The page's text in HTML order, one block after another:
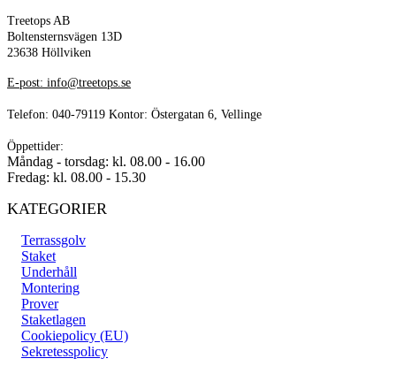
Treetops AB
Boltensternsvägen 13D
23638 Höllviken
E-post: info@treetops.se
Telefon: 040-79119 Kontor: Östergatan 6, Vellinge
Öppettider:
Måndag - torsdag: kl. 08.00 - 16.00
Fredag: kl. 08.00 - 15.30
KATEGORIER
Terrassgolv
Staket
Underhåll
Montering
Prover
Staketlagen
Cookiepolicy (EU)
Sekretesspolicy